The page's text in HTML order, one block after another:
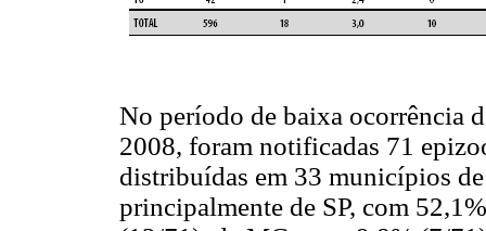
No período de baixa ocorrência
2008, foram notificadas 71
distribuídas em 33 municípios
principalmente de SP, com